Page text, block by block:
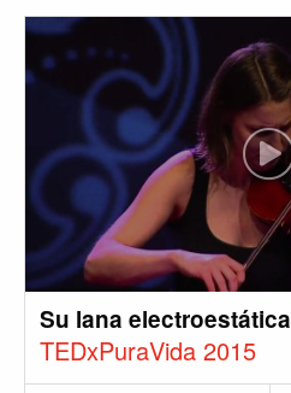
Su lana electroestática
TEDxPuraVida 2015